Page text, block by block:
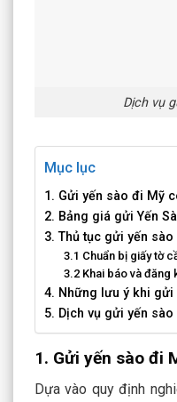
Dịch vụ
Mục lục
1. Gửi yến sào đi Mỹ
2. Bảng giá gửi Yến
3. Thủ tục gửi yến
3.1 Chuẩn bị giấy tờ
3.2 Khai báo và đăng
4. Những lưu ý khi
5. Dịch vụ gửi yến
1. Gửi yến sào đi
Dựa vào quy định